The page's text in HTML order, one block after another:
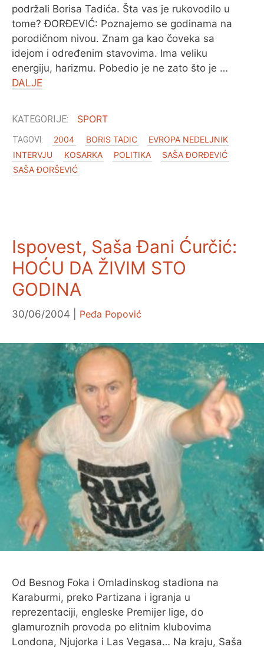
podržali Borisa Tadića. Šta vas je rukovodilo u
tome? ĐORĐEVIĆ: Poznajemo se godinama na
porodičnom nivou. Znam ga kao čoveka sa
idejom i određenim stavovima. Ima veliku
energiju, harizmu. Pobedio je ne zato što je …
DALJE
SPORT
2004 BORIS TADIC
EVROPA NEDELJNIK
INTERVJU
KOSARKA POLITIKA
SAŠA ĐORĐEVIĆ
SAŠA ĐORŠEVIĆ
Ispovest, Saša Đani Ćurčić:
HOĆU DA ŽIVIM STO
GODINA
30/06/2004 Peđa Popović
Od Besnog Foka i Omladinskog stadiona na
Karaburmi, preko Partizana i igranja u
reprezentaciji, engleske Premijer lige, do
glamuroznih provoda po elitnim klubovima
Londona, Njujorka i Las Vegasa… Na kraju, Saša